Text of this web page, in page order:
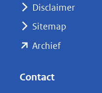
naar
Disclaimer
Sitemap
Archief(opent
Contact